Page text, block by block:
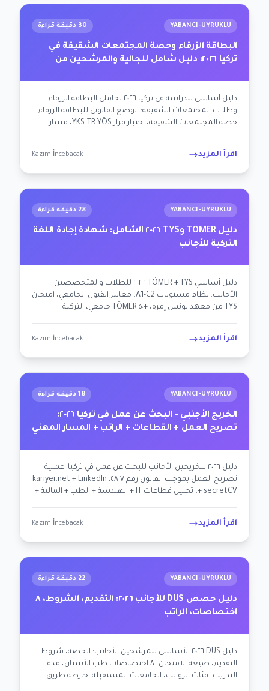
YABANCI-UYRUKLU 30 دقيقة قراءة
البطاقة الزرقاء وحصة المجتمعات الشقيقة في
تركيا ٢٠٢٦: دليل شامل للجالية والمرشحين من
دليل أساسي للدراسة في تركيا ٢٠٢٦ لحاملي البطاقة الزرقاء
وطلاب المجتمعات الشقيقة: الوضع القانوني للبطاقة الزرقاء،
حصة المجتمعات الشقيقة، اختبار قرار YKS-TR-YÖS، مسار
التركية. خارطة طريق لسيلين وعلييف وبخروم.
اقرأ المزيد
Kazım İncebacak
YABANCI-UYRUKLU 28 دقيقة قراءة
دليل TÖMER وTYS ٢٠٢٦ الشامل: شهادة إجادة اللغة
التركية للأجانب
دليل أساسي TÖMER + TYS ٢٠٢٦ للطلاب والمتخصصين
الأجانب: نظام مستويات A1-C2، معايير القبول الجامعي، امتحان
TYS من معهد يونس إمره، +٥٠ TÖMER جامعي، التركية
الشخصية.
اقرأ المزيد
Kazım İncebacak
YABANCI-UYRUKLU 18 دقيقة قراءة
الخريج الأجنبي - البحث عن عمل في تركيا ٢٠٢٦:
تصريح العمل + القطاعات + الراتب + المسار المهني
دليل ٢٠٢٦ للخريجين الأجانب للبحث عن عمل في تركيا: عملية
تصريح العمل بموجب القانون رقم ٤٨١٧، kariyer.net + LinkedIn
+ secretCV، تحليل قطاعات IT + الهندسة + الطب + المالية +
أجنبي، طبقة إضافية للاجئين.
اقرأ المزيد
Kazım İncebacak
YABANCI-UYRUKLU 22 دقيقة قراءة
دليل حصص DUS للأجانب ٢٠٢٦: التقديم، الشروط، ٨
اختصاصات، الراتب
دليل DUS ٢٠٢٦ الأساسي للمرشحين الأجانب: الحصة، شروط
التقديم، صيغة الامتحان، ٨ اختصاصات طب الأسنان، مدة
التدريب، فئات الرواتب، الجامعات المستقبِلة. خارطة طريق